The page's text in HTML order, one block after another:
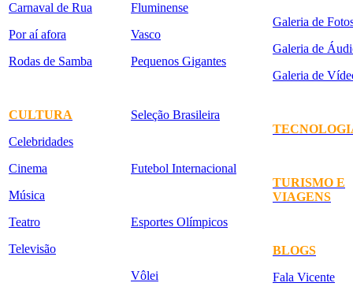
Carnaval de Rua
Por aí afora
Rodas de Samba
CULTURA
Celebridades
Cinema
Música
Teatro
Televisão
Fluminense
Vasco
Pequenos Gigantes
Seleção Brasileira
Futebol Internacional
Esportes Olímpicos
Vôlei
Galeria de
Galeria de
Galeria de
TURISMO E
VIAGENS
BLOGS
Fala Vicente